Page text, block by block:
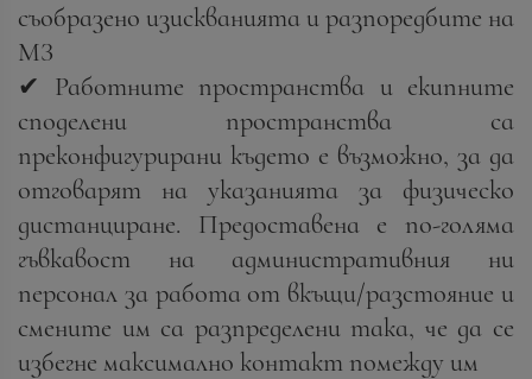
съобразено изискванията и разпоредбите на
МЗ
✔ Работните пространства и екипните
споделени пространства са
преконфигурирани където е възможно, за да
отговарят на указанията за физическо
дистанциране. Предоставена е по-голяма
гъвкавост на административния ни
персонал за работа от вкъщи/разстояние и
смените им са разпределени така, че да се
избегне максимално контакт помежду им